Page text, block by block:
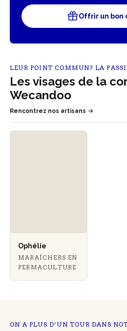
Offrir un bon
LEUR POINT COMMUN? LA
Les visages de la
Wecandoo
Rencontrez nos artisans
Ophélie
MARAÎCHERS EN
PERMACULTURE
ON A PLUS D’UN TOUR DANS